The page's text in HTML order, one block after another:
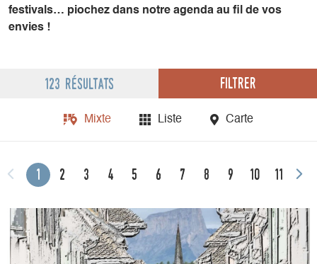
festivals… piochez dans notre agenda au fil de vos
envies !
123 résultats Filtrer
Mixte Liste Carte
1 2 3 4 5 6 7 8 9 10 11